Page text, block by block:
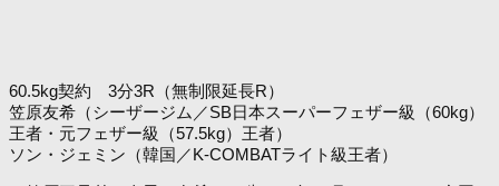
60.5kg契約 3分3R（無制限延長R）
笠原友希（シーザージム／SB日本スーパーフェザー級（60kg）
王者・元フェザー級（57.5kg）王者）
ソン・ジェミン（韓国／K-COMBATライト級王者）